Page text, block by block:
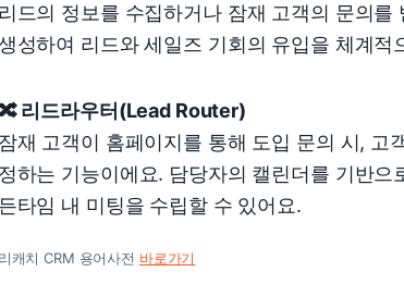
리드의 정보를 수집하거나 잠재 고객의 문의
성하여 리드와 세일즈 기회의 유입을 체계적
리드라우터(Lead Router)
잠재 고객이 홈페이지를 통해 도입 문의 시, 고
정하는 기능이에요. 담당자의 캘린더를 기반
든타임 내 미팅을 수립할 수 있어요.
리캐치 CRM 용어사전 바로가기